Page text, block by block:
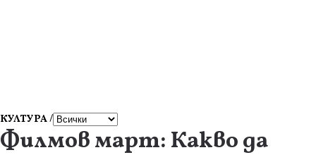
КУЛТУРА /
Филмов март: Какво да